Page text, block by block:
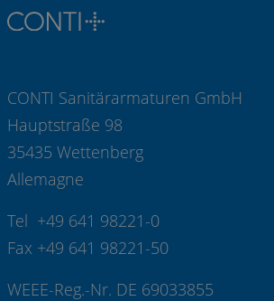
CONTI Sanitärarmaturen GmbH
Hauptstraße 98
35435 Wettenberg
Allemagne
Tel +49 641 98221-0
Fax +49 641 98221-50
WEEE-Reg.-Nr. DE 69033855